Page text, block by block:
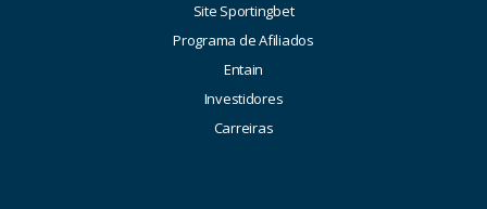
Site Sportingbet
Programa de Afiliados
Entain
Investidores
Carreiras